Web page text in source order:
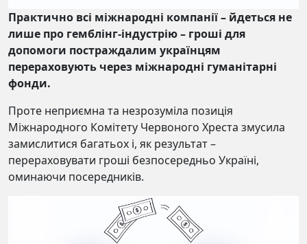
Практично всі міжнародні компанії – йдеться не
лише про гемблінг-індустрію – гроші для
допомоги постраждалим українцям
перераховують через міжнародні гуманітарні
фонди.
Проте неприємна та незрозуміла позиція
Міжнародного Комітету Червоного Хреста змусила
замислитися багатьох і, як результат –
перераховувати гроші безпосередньо Україні,
оминаючи посередників.